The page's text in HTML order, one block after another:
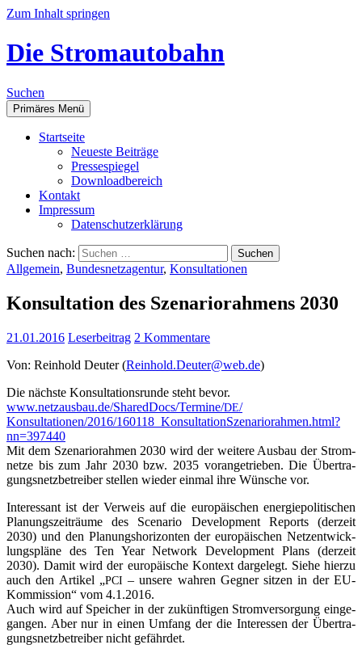
Zum Inhalt springen
Die Stromautobahn
Suchen
Primäres Menü
Start­sei­te
Neu­es­te Beiträge
Pres­se­spie­gel
Down­load­be­reich
Kon­takt
Impres­sum
Daten­schutz­er­klä­rung
Suchen nach:
Allgemein, Bundesnetzagentur, Konsultationen
Kon­sul­ta­ti­on des Sze­na­rio­rah­mens 2030
21.01.2016 Leserbeitrag 2 Kommentare
Von: Rein­hold Deu­ter (Reinhold.Deuter@web.de)
Die nächs­te Kon­sul­ta­ti­ons­run­de steht bevor.
www.netzausbau.de/SharedDocs/Termine/DE/
Konsultationen/2016/160118_ Kon­sul­ta­ti­onSze­na­rio­rah­men.html?
nn=397440
Mit dem Sze­na­rio­rah­men 2030 wird der wei­te­re Aus­bau der Strom­
net­ze bis zum Jahr 2030 bzw. 2035 vor­an­ge­trie­ben. Die Über­tra­
gungs­netz­be­trei­ber stel­len wie­der ein­mal ihre Wün­sche vor.
Inter­es­sant ist der Ver­weis auf die euro­päi­schen ener­gie­po­li­ti­schen
Pla­nungs­zeit­räu­me des Sce­na­rio Deve­lo­p­ment Reports (der­zeit
2030) und den Pla­nungs­ho­ri­zon­ten der euro­päi­schen Netz­ent­wick­
lungs­plä­ne des Ten Year Net­work Deve­lo­p­ment Plans (der­zeit
2030). Damit wird der euro­päi­sche Kon­text dar­ge­legt. Sie­he hier­zu
auch den Arti­kel „PCI – unse­re wah­ren Geg­ner sit­zen in der EU-
Kom­mis­si­on“ vom 4.1.2016.
Auch wird auf Spei­cher in der zukünf­ti­gen Strom­ver­sor­gung ein­ge­
gan­gen. Aber nur in einen Umfang der die Inter­es­sen der Über­tra­
gungs­netz­be­trei­ber nicht gefährdet.